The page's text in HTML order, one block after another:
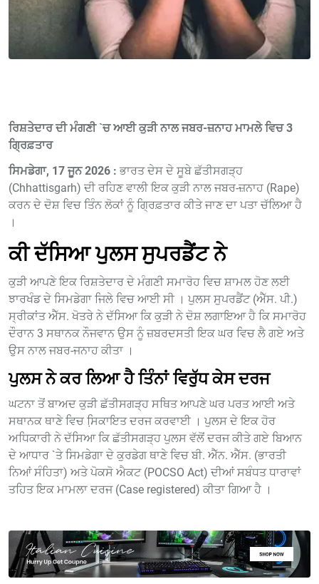
ਰਿਸ਼ਤੇਦਾਰ ਦੀ ਮੰਗਣੀ `ਚ ਆਈ ਕੁੜੀ ਨਾਲ ਜਬਰ-ਜ਼ਨਾਹ ਮਾਮਲੇ ਵਿਚ 3
ਗ੍ਰਿਫ਼ਤਾਰ
ਸਿਮਡੇਗਾ, 17 ਜੂਨ 2026 : ਭਾਰਤ ਦੇਸ ਦੇ ਸੂਬੇ ਛੱਤੀਸਗੜ੍ਹ
(Chhattisgarh) ਦੀ ਰਹਿਣ ਵਾਲੀ ਇਕ ਕੁੜੀ ਨਾਲ ਜਬਰ-ਜ਼ਨਾਹ (Rape)
ਕਰਨ ਦੇ ਦੋਸ਼ ਵਿਚ ਤਿੰਨ ਲੋਕਾਂ ਨੂੰ ਗ੍ਰਿਫ਼ਤਾਰ ਕੀਤੇ ਜਾਣ ਦਾ ਪਤਾ ਚੱਲਿਆ ਹੈ
।
ਕੀ ਦੱਸਿਆ ਪੁਲਸ ਸੁਪਰਡੈਂਟ ਨੇ
ਕੁੜੀ ਆਪਣੇ ਇਕ ਰਿਸ਼ਤੇਦਾਰ ਦੇ ਮੰਗਣੀ ਸਮਾਰੋਹ ਵਿਚ ਸ਼ਾਮਲ ਹੋਣ ਲਈ
ਝਾਰਖੰਡ ਦੇ ਸਿਮਡੇਗਾ ਜਿਲੇ ਵਿਚ ਆਈ ਸੀ । ਪੁਲਸ ਸੁਪਰਡੈਂਟ (ਐੱਸ. ਪੀ.)
ਸ੍ਰੀਕਾਂਤ ਐੱਸ. ਖੋਤਰੇ ਨੇ ਦੱਸਿਆ ਕਿ ਕੁੜੀ ਨੇ ਦੋਸ਼ ਲਗਾਇਆ ਹੈ ਕਿ ਸਮਾਰੋਹ
ਦੌਰਾਨ 3 ਸਥਾਨਕ ਨੌਜਵਾਨ ਉਸ ਨੂੰ ਜ਼ਬਰਦਸਤੀ ਇਕ ਘਰ ਵਿਚ ਲੈ ਗਏ ਅਤੇ
ਉਸ ਨਾਲ ਜਬਰ-ਜਨਾਹ ਕੀਤਾ ।
ਪੁਲਸ ਨੇ ਕਰ ਲਿਆ ਹੈ ਤਿੰਨਾਂ ਵਿਰੁੱਧ ਕੇਸ ਦਰਜ
ਘਟਨਾ ਤੋਂ ਬਾਅਦ ਕੁੜੀ ਛੱਤੀਸਗੜ੍ਹ ਸਥਿਤ ਆਪਣੇ ਘਰ ਪਰਤ ਆਈ ਅਤੇ
ਸਥਾਨਕ ਥਾਣੇ ਵਿਚ ਸਿ਼ਕਾਇਤ ਦਰਜ ਕਰਵਾਈ । ਪੁਲਸ ਦੇ ਇਕ ਹੋਰ
ਅਧਿਕਾਰੀ ਨੇ ਦੱਸਿਆ ਕਿ ਛੱਤੀਸਗੜ੍ਹ ਪੁਲਸ ਵੱਲੋਂ ਦਰਜ ਕੀਤੇ ਗਏ ਬਿਆਨ
ਦੇ ਆਧਾਰ `ਤੇ ਸਿਮਡੇਗਾ ਦੇ ਕੁਰਡੇਗ ਥਾਣੇ ਵਿਚ ਬੀ. ਐੱਨ. ਐੱਸ. (ਭਾਰਤੀ
ਨਿਆਂ ਸੰਹਿਤਾ) ਅਤੇ ਪੋਕਸੋ ਐਕਟ (POCSO Act) ਦੀਆਂ ਸਬੰਧਤ ਧਾਰਾਵਾਂ
ਤਹਿਤ ਇਕ ਮਾਮਲਾ ਦਰਜ (Case registered) ਕੀਤਾ ਗਿਆ ਹੈ ।